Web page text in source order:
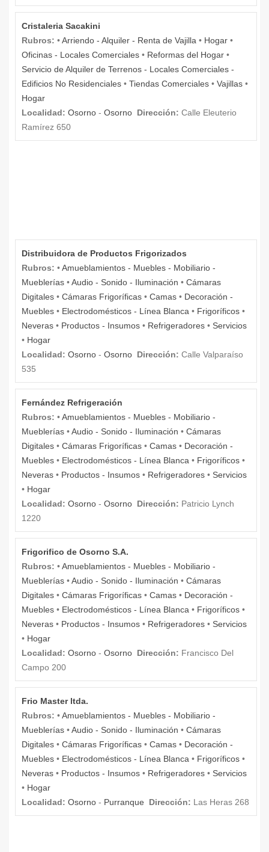
Cristaleria Sacakini
Rubros: •Arriendo - Alquiler - Renta de Vajilla • Hogar •
Oficinas - Locales Comerciales • Reformas del Hogar •
Servicio de Alquiler de Terrenos - Locales Comerciales -
Edificios No Residenciales • Tiendas Comerciales • Vajillas •
Hogar
Localidad: Osorno - Osorno Dirección: Calle Eleuterio
Ramírez 650
Distribuidora de Productos Frigorizados
Rubros: •Amueblamientos - Muebles - Mobiliario -
Mueblerías •Audio - Sonido - Iluminación • Cámaras
Digitales • Cámaras Frigoríficas • Camas • Decoración -
Muebles • Electrodomésticos - Línea Blanca • Frigoríficos •
Neveras • Productos - Insumos • Refrigeradores • Servicios
• Hogar
Localidad: Osorno - Osorno Dirección: Calle Valparaíso
535
Fernández Refrigeración
Rubros: •Amueblamientos - Muebles - Mobiliario -
Mueblerías •Audio - Sonido - Iluminación • Cámaras
Digitales • Cámaras Frigoríficas • Camas • Decoración -
Muebles • Electrodomésticos - Línea Blanca • Frigoríficos •
Neveras • Productos - Insumos • Refrigeradores • Servicios
• Hogar
Localidad: Osorno - Osorno Dirección: Patricio Lynch
1220
Frigorifico de Osorno S.A.
Rubros: •Amueblamientos - Muebles - Mobiliario -
Mueblerías •Audio - Sonido - Iluminación • Cámaras
Digitales • Cámaras Frigoríficas • Camas • Decoración -
Muebles • Electrodomésticos - Línea Blanca • Frigoríficos •
Neveras • Productos - Insumos • Refrigeradores • Servicios
• Hogar
Localidad: Osorno - Osorno Dirección: Francisco Del
Campo 200
Frio Master ltda.
Rubros: •Amueblamientos - Muebles - Mobiliario -
Mueblerías •Audio - Sonido - Iluminación • Cámaras
Digitales • Cámaras Frigoríficas • Camas • Decoración -
Muebles • Electrodomésticos - Línea Blanca • Frigoríficos •
Neveras • Productos - Insumos • Refrigeradores • Servicios
• Hogar
Localidad: Osorno - Purranque Dirección: Las Heras 268